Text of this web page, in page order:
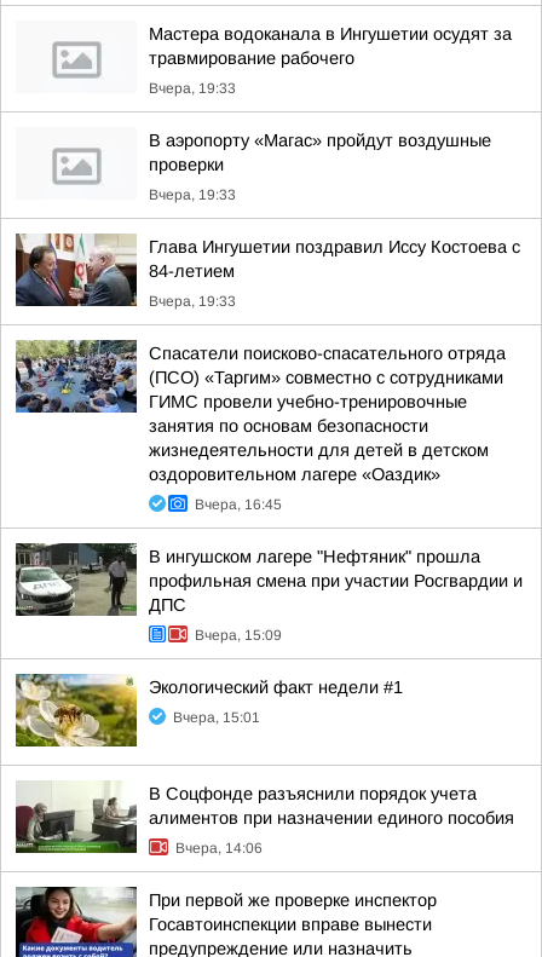
Мастера водоканала в Ингушетии осудят за
травмирование рабочего
Вчера, 19:33
В аэропорту «Магас» пройдут воздушные
проверки
Вчера, 19:33
Глава Ингушетии поздравил Иссу Костоева с
84-летием
Вчера, 19:33
Спасатели поисково-спасательного отряда
(ПСО) «Таргим» совместно с сотрудниками
ГИМС провели учебно-тренировочные
занятия по основам безопасности
жизнедеятельности для детей в детском
оздоровительном лагере «Оаздик»
Вчера, 16:45
В ингушском лагере "Нефтяник" прошла
профильная смена при участии Росгвардии и
ДПС
Вчера, 15:09
Экологический факт недели #1
Вчера, 15:01
В Соцфонде разъяснили порядок учета
алиментов при назначении единого пособия
Вчера, 14:06
При первой же проверке инспектор
Госавтоинспекции вправе вынести
предупреждение или назначить